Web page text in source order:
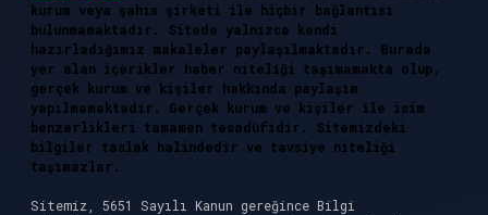
kurum veya şahıs şirketi ile hiçbir bağlantısı
bulunmamaktadır. Sitede yalnızca kendi
hazırladığımız makaleler paylaşılmaktadır. Burada
yer alan içerikler haber niteliği taşımamakta olup,
gerçek kurum ve kişiler hakkında paylaşım
yapılmamaktadır. Gerçek kurum ve kişiler ile isim
benzerlikleri tamamen tesadüfidir. Sitemizdeki
bilgiler taslak halindedir ve tavsiye niteliği
taşımazlar.
Sitemiz, 5651 Sayılı Kanun gereğince Bilgi